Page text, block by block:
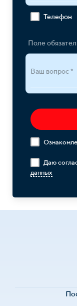
Телефон
Поле
Ваш вопрос *
Даю
данных